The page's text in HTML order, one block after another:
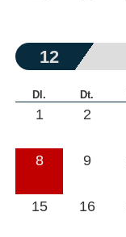
12
Dl. Dt.
1 2
8 9
15 16